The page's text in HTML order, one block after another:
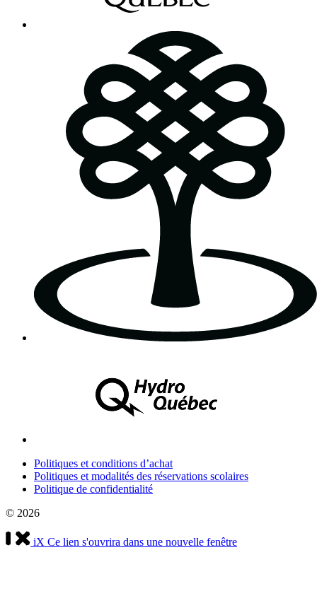
Politiques et conditions d’achat
Politiques et modalités des réservations scolaires
Politique de confidentialité
© 2026
iX Ce lien s'ouvrira dans une nouvelle fenêtre